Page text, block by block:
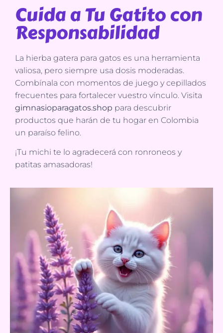
Cuida a Tu Gatito con
Responsabilidad
La hierba gatera para gatos es una herramienta
valiosa, pero siempre usa dosis moderadas.
Combínala con momentos de juego y cepillados
frecuentes para fortalecer vuestro vínculo. Visita
gimnasioparagatos.shop para descubrir
productos que harán de tu hogar en Colombia
un paraíso felino.
¡Tu michi te lo agradecerá con ronroneos y
patitas amasadoras!